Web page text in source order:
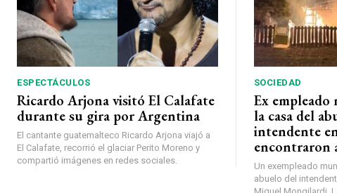
ESPECTÁCULOS
Ricardo Arjona visitó El Calafate
durante su gira por Argentina
El cantante guatemalteco Ricardo Arjona viajó a
El Calafate, recorrió el glaciar Perito Moreno y
compartió imágenes en redes sociales.
SOCIEDAD
Ex
la casa del
intendente
encontraron
Un exempleado
abuelo del